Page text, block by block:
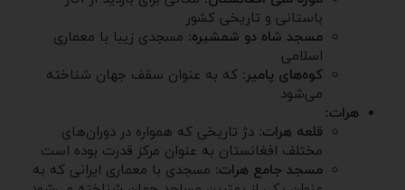
باستانی و تاریخی کشور
مسجد شاه دو شمشیره: مسجدی زیبا با معماری
اسلامی
کوه‌های پامیر: که به عنوان سقف جهان شناخته
می‌شود
هرات:
قلعه هرات: دژ تاریخی که همواره در دوران‌های
مختلف افغانستان به عنوان مرکز قدرت بوده است
مسجد جامع هرات: مسجدی با معماری ایرانی که به